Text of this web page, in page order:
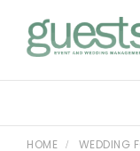
HOME WEDDING